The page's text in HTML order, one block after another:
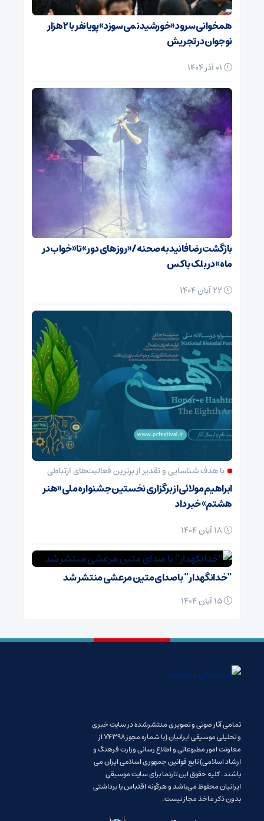
همخوانی سرود «خورشید نمی‌سوزد» پویانفر با ۲ هزار
نوجوان در تجریش
بازگشت رضا فانید به صحنه/ «روزهای دور» تا «خواب در
ماه» در بلک باکس
با هدف شناسایی و تقدیر از برترین فعالیت‌های ارتباطی
ابراهیم مولائی از برگزاری نخستین جشنواره ملی «هنر
هشتم» خبر داد
“خدانگهدار” با صدای متین مرعشی منتشر شد
تمامی آثار صوتی و تصویری منتشرشده در سایت خبری
و تحلیلی موسیقی ایرانیان (با شماره مجوز 74398 از
معاونت امور مطبوعاتی و اطلاع رسانی وزارت فرهنگ و
ارشاد اسلامی) تابع قوانین جمهوری اسلامی ایران می
باشند. کلیه حقوق این تارنما برای سایت موسیقی
ایرانیان محفوظ می‌باشد و هرگونه اقتباس یا برداشتی
بدون ذکر ماخذ مجاز نیست.